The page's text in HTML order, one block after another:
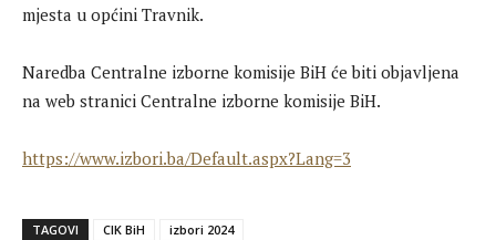
mjesta u općini Travnik.
Naredba Centralne izborne komisije BiH će biti objavljena
na web stranici Centralne izborne komisije BiH.
https://www.izbori.ba/Default.aspx?Lang=3
TAGOVI CIK BiH izbori 2024